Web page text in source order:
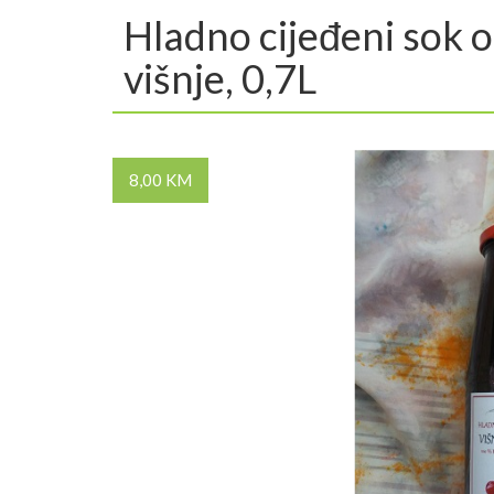
Hladno cijeđeni sok
višnje, 0,7L
8,00 KM